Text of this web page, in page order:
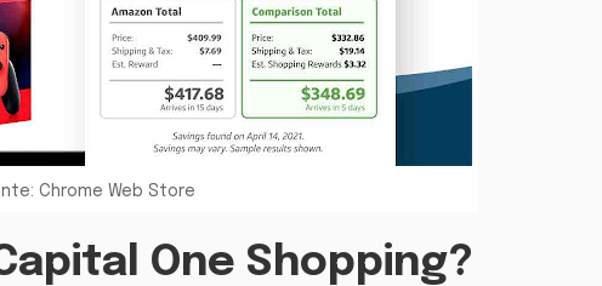
Chrome Web Store
One Shopping?